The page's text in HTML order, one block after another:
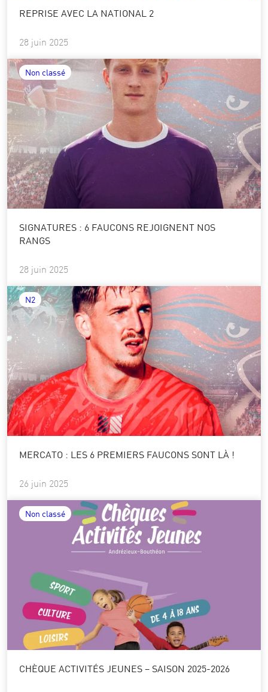
REPRISE AVEC LA NATIONAL 2
28 juin 2025
Non classé
SIGNATURES : 6 FAUCONS REJOIGNENT NOS
RANGS
28 juin 2025
N2
MERCATO : LES 6 PREMIERS FAUCONS SONT LÀ !
26 juin 2025
Non classé
CHÈQUE ACTIVITÉS JEUNES – SAISON 2025-2026